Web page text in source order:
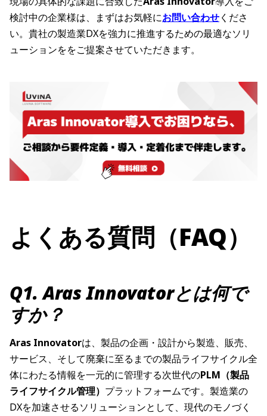
検討中の企業様は、まずはお気軽にお問い合わせくださ
い。貴社の製造業DXを強力に推進するための最適なソリ
ューションををご提案させていただきます。
よくある質問（FAQ）
Q1. Aras Innovatorとは何で
すか？
Aras Innovatorは、製品の企画・設計から製造、販売、
サービス、そして廃棄に至るまでの製品ライフサイクル全
体にわたる情報を一元的に管理する次世代のPLM（製品
ライフサイクル管理） プラットフォームです。製造業の
DXを加速させるソリューションとして、現代のモノづく